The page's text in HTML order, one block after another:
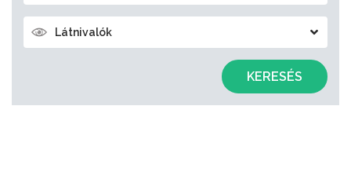
Látnivalók
KERESÉS